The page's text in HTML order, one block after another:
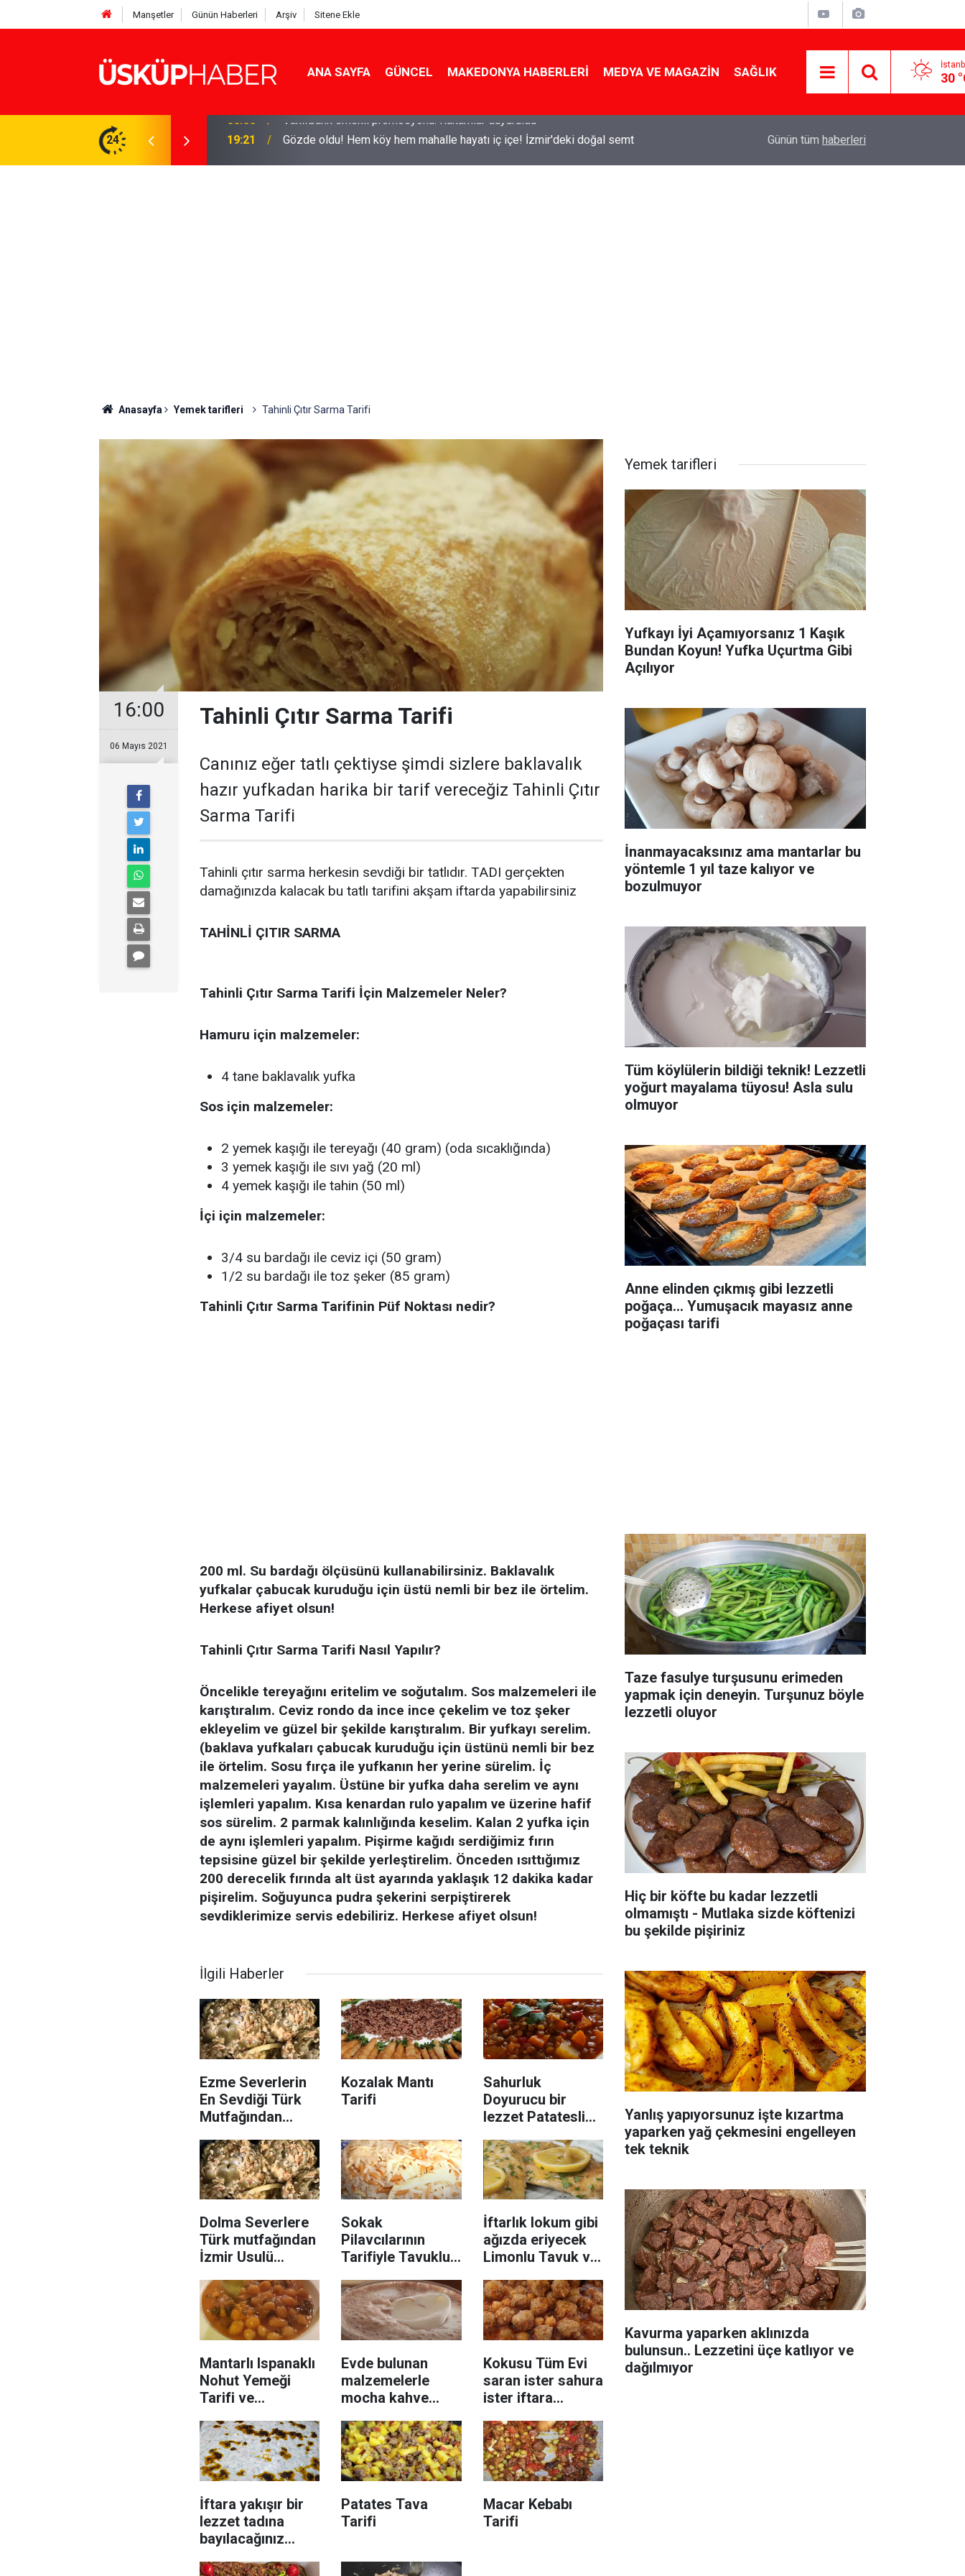
Manşetler Günün Haberleri Arşiv Sitene Ekle
ANA SAYFA GÜNCEL MAKEDONYA HABERLERI MEDYA VE MAGAZIN SAĞLIK 30
24 19:21 Gözde oldu! Hem köy hem mahalle hayatı iç içe! İzmir'deki doğal semt
yapmanın sırrı
Günün tüm haberleri
Anasayfa Yemek tarifleri Tahinli Çıtır Sarma Tarifi
16:00
06 Mayıs 2021
Tahinli Çıtır Sarma Tarifi
Canınız eğer tatlı çektiyse şimdi sizlere baklavalık
hazır yufkadan harika bir tarif vereceğiz Tahinli Çıtır
Sarma Tarifi
Tahinli çıtır sarma herkesin sevdiği bir tatlıdır. TADI gerçekten
damağınızda kalacak bu tatlı tarifini akşam iftarda yapabilirsiniz
TAHİNLİ ÇITIR SARMA
Tahinli Çıtır Sarma Tarifi İçin Malzemeler Neler?
Hamuru için malzemeler:
4 tane baklavalık yufka
Sos için malzemeler:
2 yemek kaşığı ile tereyağı (40 gram) (oda sıcaklığında)
3 yemek kaşığı ile sıvı yağ (20 ml)
4 yemek kaşığı ile tahin (50 ml)
İçi için malzemeler:
3/4 su bardağı ile ceviz içi (50 gram)
1/2 su bardağı ile toz şeker (85 gram)
Tahinli Çıtır Sarma Tarifinin Püf Noktası nedir?
200 ml. Su bardağı ölçüsünü kullanabilirsiniz. Baklavalık
yufkalar çabucak kuruduğu için üstü nemli bir bez ile örtelim.
Herkese afiyet olsun!
Tahinli Çıtır Sarma Tarifi Nasıl Yapılır?
Öncelikle tereyağını eritelim ve soğutalım. Sos malzemeleri ile
karıştıralım. Ceviz rondo da ince ince çekelim ve toz şeker
ekleyelim ve güzel bir şekilde karıştıralım. Bir yufkayı serelim.
(baklava yufkaları çabucak kuruduğu için üstünü nemli bir bez
ile örtelim. Sosu fırça ile yufkanın her yerine sürelim. İç
malzemeleri yayalım. Üstüne bir yufka daha serelim ve aynı
işlemleri yapalım. Kısa kenardan rulo yapalım ve üzerine hafif
sos sürelim. 2 parmak kalınlığında keselim. Kalan 2 yufka için
de aynı işlemleri yapalım. Pişirme kağıdı serdiğimiz fırın
tepsisine güzel bir şekilde yerleştirelim. Önceden ısıttığımız
200 derecelik fırında alt üst ayarında yaklaşık 12 dakika kadar
pişirelim. Soğuyunca pudra şekerini serpiştirerek
sevdiklerimize servis edebiliriz. Herkese afiyet olsun!
İlgili Haberler
Ezme Severlerin
En Sevdiği Türk
Mutfağından
tarifi ve püf
noktası
Kozalak Mantı
Tarifi
Sahurluk
Doyurucu bir
lezzet Patatesli
yemeği tarifi ve
malzemeleri
Dolma Severlere
Türk mutfağından
İzmir Usulü
Tarifi içinin iyi
pişme sırrı
Sokak
Pilavcılarının
Tarifiyle Tavuklu
İftarlık lokum gibi
ağızda eriyecek
Limonlu Tavuk ve
Tarifi
Mantarlı Ispanaklı
Nohut Yemeği
Tarifi ve
Lokum Gibi
Pişecek
Evde bulunan
malzemelerle
mocha kahve
Mocha Tarifi
Nasıldır?
Kokusu Tüm Evi
saran ister sahura
ister iftara
çorba topalak
çorbası tarifi
İftara yakışır bir
lezzet tadına
bayılacağınız
Patates Tava
Tarifi
Macar Kebabı
Tarifi
Yemek tarifleri
Yufkayı İyi Açamıyorsanız 1 Kaşık
Bundan Koyun! Yufka Uçurtma Gibi
Açılıyor
İnanmayacaksınız ama mantarlar bu
yöntemle 1 yıl taze kalıyor ve
bozulmuyor
Tüm köylülerin bildiği teknik! Lezzetli
yoğurt mayalama tüyosu! Asla sulu
olmuyor
Anne elinden çıkmış gibi lezzetli
poğaça... Yumuşacık mayasız anne
poğaçası tarifi
Taze fasulye turşusunu erimeden
yapmak için deneyin. Turşunuz böyle
lezzetli oluyor
Hiç bir köfte bu kadar lezzetli
olmamıştı - Mutlaka sizde köftenizi
bu şekilde pişiriniz
Yanlış yapıyorsunuz işte kızartma
yaparken yağ çekmesini engelleyen
tek teknik
Kavurma yaparken aklınızda
bulunsun.. Lezzetini üçe katlıyor ve
dağılmıyor